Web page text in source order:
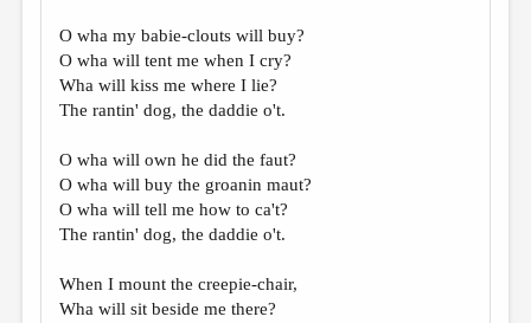
МЕДИА
ВКОНТАКТЕ
O wha my babie-clouts will buy?
O wha will tent me when I cry?
Wha will kiss me where I lie?
The rantin' dog, the daddie o't.
O wha will own he did the faut?
O wha will buy the groanin maut?
O wha will tell me how to ca't?
The rantin' dog, the daddie o't.
When I mount the creepie-chair,
Wha will sit beside me there?